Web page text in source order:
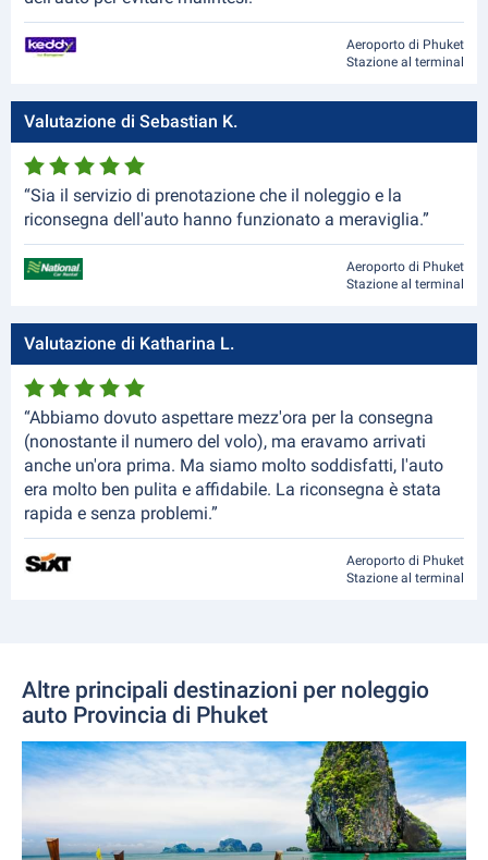
Aeroporto di Phuket
Stazione al terminal
Valutazione di Sebastian K.
“Sia il servizio di prenotazione che il noleggio e la
riconsegna dell'auto hanno funzionato a meraviglia.”
Aeroporto di Phuket
Stazione al terminal
Valutazione di Katharina L.
“Abbiamo dovuto aspettare mezz'ora per la consegna
(nonostante il numero del volo), ma eravamo arrivati
anche un'ora prima. Ma siamo molto soddisfatti, l'auto
era molto ben pulita e affidabile. La riconsegna è stata
rapida e senza problemi.”
Aeroporto di Phuket
Stazione al terminal
Altre principali destinazioni per noleggio
auto Provincia di Phuket